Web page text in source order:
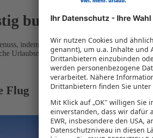
buchen
indem Flug und Hotel in einem Paket
Urlaubsmomente erleben!
Flug